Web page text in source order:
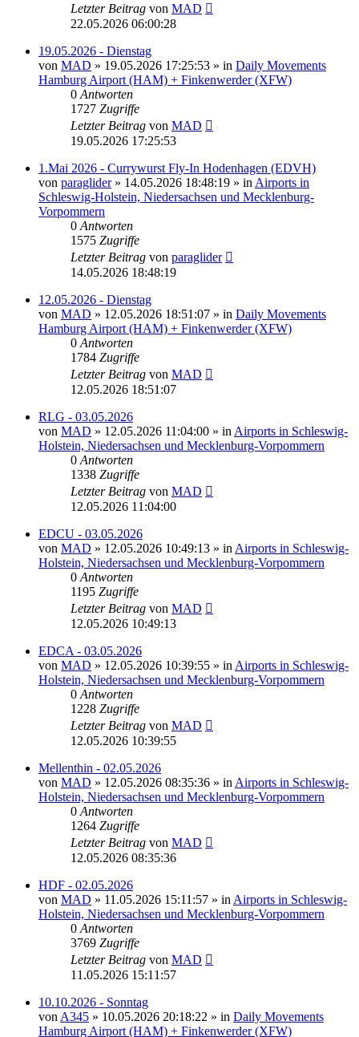
Letzter Beitrag von MAD
22.05.2026 06:00:28
19.05.2026 - Dienstag
von MAD » 19.05.2026 17:25:53 » in Daily Movements
Hamburg Airport (HAM) + Finkenwerder (XFW)
0 Antworten
1727 Zugriffe
Letzter Beitrag von MAD
19.05.2026 17:25:53
1.Mai 2026 - Currywurst Fly-In Hodenhagen (EDVH)
von paraglider» 14.05.2026 18:48:19 » in Airports in
Schleswig-Holstein, Niedersachsen und Mecklenburg-
Vorpommern
0 Antworten
1575 Zugriffe
Letzter Beitrag von paraglider
14.05.2026 18:48:19
12.05.2026 - Dienstag
von MAD » 12.05.2026 18:51:07 » in Daily Movements
Hamburg Airport (HAM) + Finkenwerder (XFW)
0 Antworten
1784 Zugriffe
Letzter Beitrag von MAD
12.05.2026 18:51:07
RLG - 03.05.2026
von MAD » 12.05.2026 11:04:00 » in Airports in Schleswig-
Holstein, Niedersachsen und Mecklenburg-Vorpommern
0 Antworten
1338 Zugriffe
Letzter Beitrag von MAD
12.05.2026 11:04:00
EDCU - 03.05.2026
von MAD » 12.05.2026 10:49:13 » in Airports in Schleswig-
Holstein, Niedersachsen und Mecklenburg-Vorpommern
0 Antworten
1195 Zugriffe
Letzter Beitrag von MAD
12.05.2026 10:49:13
EDCA - 03.05.2026
von MAD » 12.05.2026 10:39:55 » in Airports in Schleswig-
Holstein, Niedersachsen und Mecklenburg-Vorpommern
0 Antworten
1228 Zugriffe
Letzter Beitrag von MAD
12.05.2026 10:39:55
Mellenthin - 02.05.2026
von MAD » 12.05.2026 08:35:36 » in Airports in Schleswig-
Holstein, Niedersachsen und Mecklenburg-Vorpommern
0 Antworten
1264 Zugriffe
Letzter Beitrag von MAD
12.05.2026 08:35:36
HDF - 02.05.2026
von MAD » 11.05.2026 15:11:57 » in Airports in Schleswig-
Holstein, Niedersachsen und Mecklenburg-Vorpommern
0 Antworten
3769 Zugriffe
Letzter Beitrag von MAD
11.05.2026 15:11:57
10.10.2026 - Sonntag
von A345 » 10.05.2026 20:18:22 » in Daily Movements
Hamburg Airport (HAM) + Finkenwerder (XFW)